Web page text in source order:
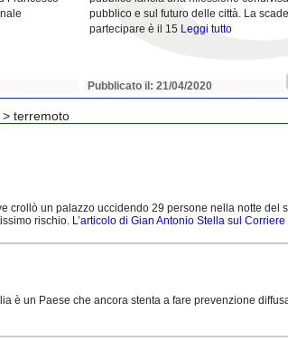
pubblico e sul futuro delle città. La
partecipare è il 15 Leggi tutto
Pubblicato il: 21/04/2020
> terremoto
crollò un palazzo uccidendo 29 persone nella notte del
rischio. L’articolo di Gian Antonio Stella sul
è un Paese che ancora stenta a fare prevenzione